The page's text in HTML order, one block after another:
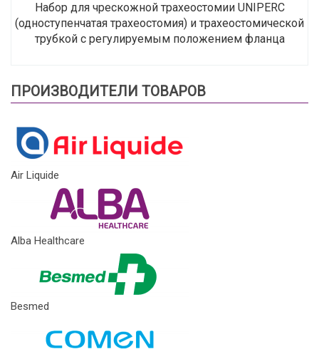
Набор для чрескожной трахеостомии UNIPERC
(одноступенчатая трахеостомия) и трахеостомической
трубкой с регулируемым положением фланца
ПРОИЗВОДИТЕЛИ ТОВАРОВ
Air Liquide
Alba Healthcare
Besmed